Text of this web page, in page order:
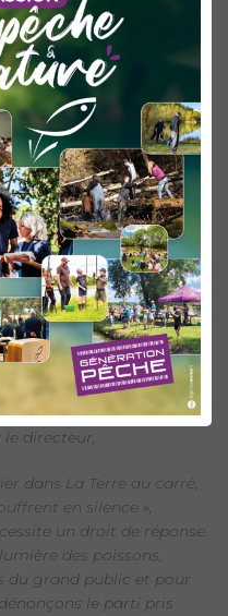
venir parler de la pêche
propos réducteurs,
? C’est pour
Nationale pour la Pêche
un droit de réponse et
ont saisis le
droit de réponse de la
pêcheurs, qu’importe
de prélèvement ou
car nos
interdire une
loisir en totalité.
les poissons souffrent
réponse
directeur,
dans La Terre au carré,
en silence »,
un droit de réponse.
des poissons,
du grand public et pour
le parti pris